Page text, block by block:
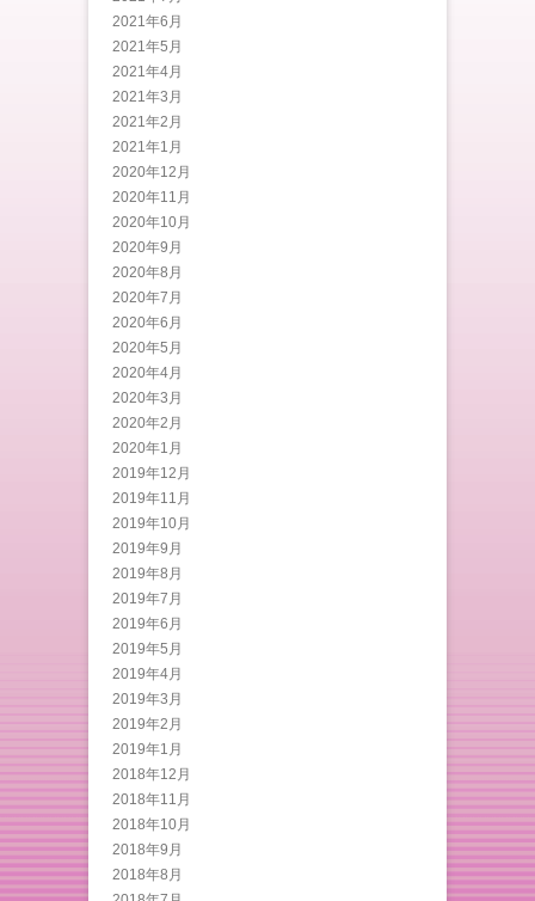
2021年6月
2021年5月
2021年4月
2021年3月
2021年2月
2021年1月
2020年12月
2020年11月
2020年10月
2020年9月
2020年8月
2020年7月
2020年6月
2020年5月
2020年4月
2020年3月
2020年2月
2020年1月
2019年12月
2019年11月
2019年10月
2019年9月
2019年8月
2019年7月
2019年6月
2019年5月
2019年4月
2019年3月
2019年2月
2019年1月
2018年12月
2018年11月
2018年10月
2018年9月
2018年8月